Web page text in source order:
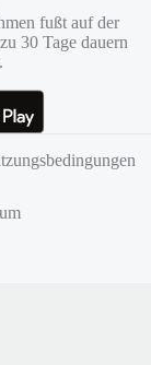
fußt auf der
30 Tage dauern